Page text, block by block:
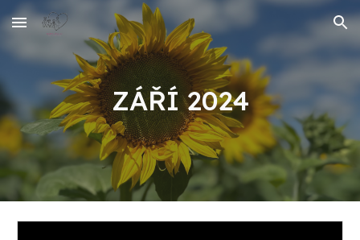
Skip to main content Skip to navigation
ZÁŘÍ 2024